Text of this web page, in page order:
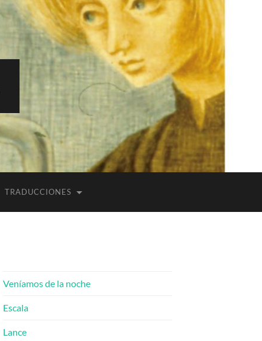
TRADUCCIONES
Veníamos de la noche
Escala
Lance